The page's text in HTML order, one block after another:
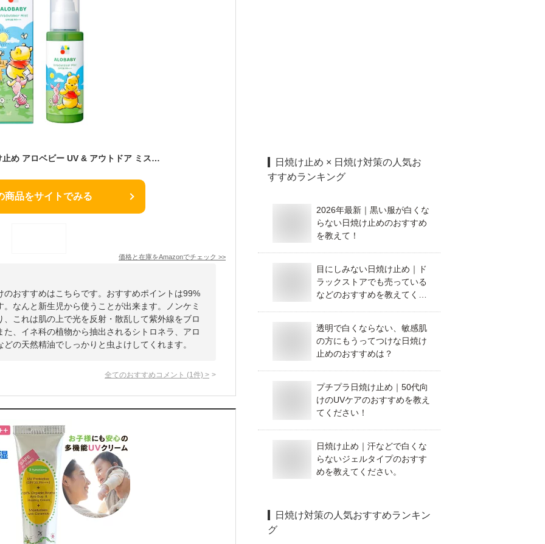
【2026 RN品】日焼け止め アロベビー UV & アウトドア ミスト SPF38⁺⁺⁺ 国産 無添加 ディート不使用 紫外線吸収剤不使用 赤ちゃん 無添加 オーガニック ノンケミカル (ディズニーデザイン単品)
商品をサイトでみる
価格と在庫をAmazonでチェック >>
おすすめはこちらです。おすすめポイントは99%
なんと新生児から使うことが出来ます。ノンケミ
これは肌の上で光を反射・散乱して紫外線をブロ
、イネ科の植物から抽出されるシトロネラ、アロ
の天然精油でしっかりと虫よけしてくれます。
全てのおすすめコメント (1 件) >
日焼け止め × 日焼け対策の人気お
すすめランキング
2026年最新｜黒い服が白くな
らない日焼け止めのおすすめ
を教えて！
目にしみない日焼け止め｜ド
ラックストアでも売っている
などのおすすめを教えてくだ
透明で白くならない、敏感肌
の方にもうってつけな日焼け
止めのおすすめは？
プチプラ日焼け止め｜50代向
けのUVケアのおすすめを教え
てください！
日焼け止め｜汗などで白くな
らないジェルタイプのおすす
めを教えてください。
日焼け対策の人気おすすめランキン
グ